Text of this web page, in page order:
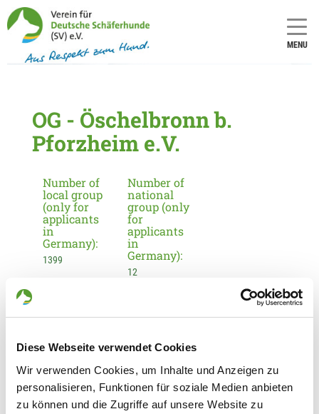
Diese Webseite verwendet Cookies
Wir verwenden Cookies, um Inhalte und Anzeigen zu
personalisieren, Funktionen für soziale Medien anbieten
zu können und die Zugriffe auf unsere Website zu
MENU
OG - Öschelbronn b.
Pforzheim e.V.
Number of
local group
(only for
applicants
in
Germany):
1399
Number of
national
group (only
for
applicants
in
Germany):
12
Information about the local group
Brendstr. 1
75233 Tiefenbronn